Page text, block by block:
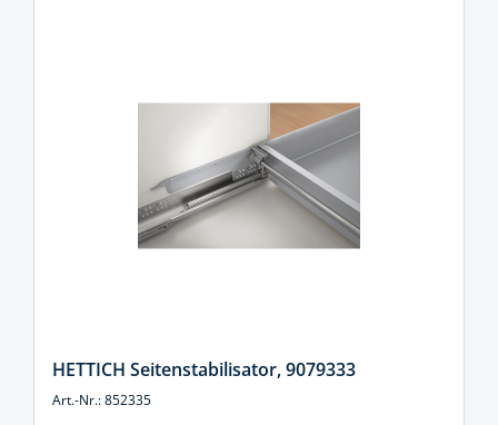
HETTICH Seitenstabilisator, 9079333
Art.-Nr.: 852335